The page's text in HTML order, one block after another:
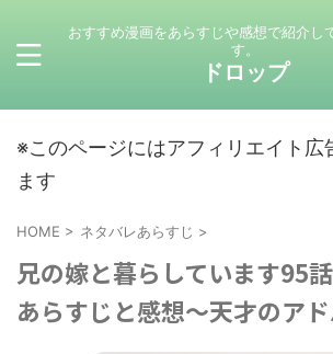
おすすめ漫画をあらすじや感想で紹介し
す。
ドロップ
※このページにはアフィリエイト広
ます
HOME > ネタバレあらすじ >
兄の嫁と暮らしています95
あらすじと感想～天才のア